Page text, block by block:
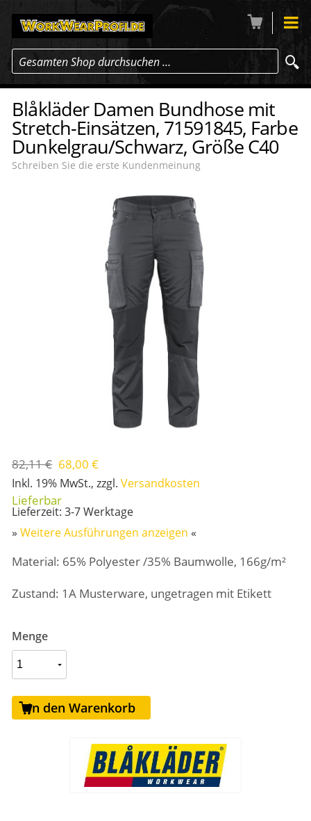
Gesamten Shop durchsuchen …
Blåkläder Damen Bundhose mit
Stretch-Einsätzen, 71591845, Farbe
Dunkelgrau/Schwarz, Größe C40
Schreiben Sie die erste Kundenmeinung
82,11 € 68,00 €
Inkl. 19% MwSt.,zzgl.Versandkosten
Lieferzeit: 3-7 Werktage
»Weitere Ausführungen anzeigen «
Material: 65% Polyester /35% Baumwolle, 166g/m²
Zustand: 1A Musterware, ungetragen mit Etikett
Menge
In den Warenkorb